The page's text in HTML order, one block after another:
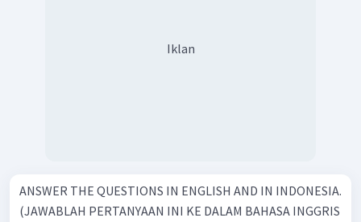
Iklan
ANSWER THE QUESTIONS IN ENGLISH AND IN INDONESIA.
(JAWABLAH PERTANYAAN INI KE DALAM BAHASA INGGRIS